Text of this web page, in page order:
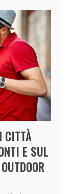
CITTÀ
E SUL